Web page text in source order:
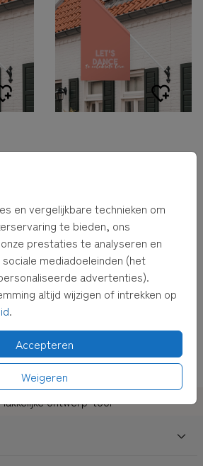
en vergelijkbare technieken om
te bieden, ons
prestaties te analyseren en
mediadoeleinden (het
advertenties).
altijd wijzigen of intrekken op
.
Accepteren
Weigeren
ontwerp-tool